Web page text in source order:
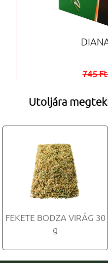
745
Utoljára
FEKETE BODZA VIRÁG 30
g